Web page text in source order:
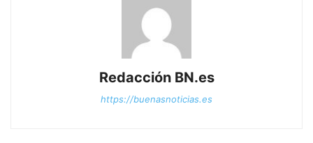
Redacción BN.es
https://buenasnoticias.es